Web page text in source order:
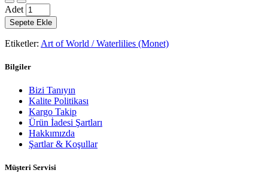
Adet
Sepete Ekle
Etiketler: Art of World / Waterlilies (Monet)
Bilgiler
Bizi Tanıyın
Kalite Politikası
Kargo Takip
Ürün İadesi Şartları
Hakkımızda
Şartlar & Koşullar
Müşteri Servisi